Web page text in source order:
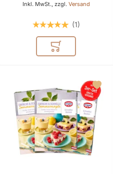
Inkl. MwSt., zzgl. Versand
1
In den Warenkorb